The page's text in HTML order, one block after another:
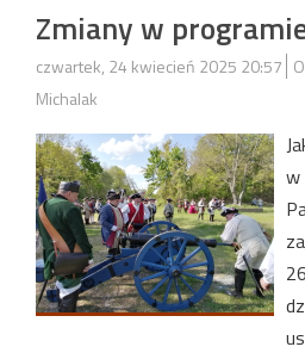
Zmiany w
czwartek, 24 kwiecień 2025 20:57
Michalak